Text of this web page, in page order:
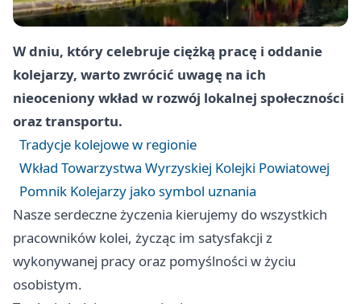
W dniu, który celebruje ciężką pracę i oddanie
kolejarzy, warto zwrócić uwagę na ich
nieoceniony wkład w rozwój lokalnej społeczności
oraz transportu.
Tradycje kolejowe w regionie
Wkład Towarzystwa Wyrzyskiej Kolejki Powiatowej
Pomnik Kolejarzy jako symbol uznania
Nasze serdeczne życzenia kierujemy do wszystkich
pracowników kolei, życząc im satysfakcji z
wykonywanej pracy oraz pomyślności w życiu
osobistym.